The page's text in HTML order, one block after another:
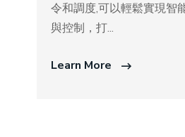
令和調度,可以輕鬆實現智
與控制，打...
Learn More